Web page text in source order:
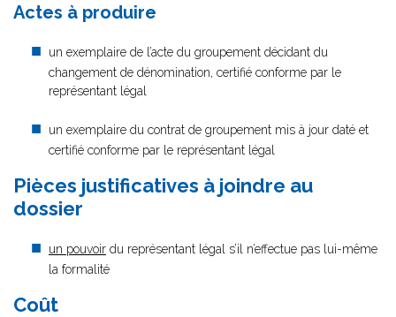
Actes à produire
un exemplaire de l’acte du groupement décidant du
changement de dénomination, certifié conforme par le
représentant légal
un exemplaire du contrat de groupement mis à jour daté et
certifié conforme par le représentant légal
Pièces justificatives à joindre au
dossier
un pouvoir du représentant légal s’il n’effectue pas lui-même
la formalité
Coût